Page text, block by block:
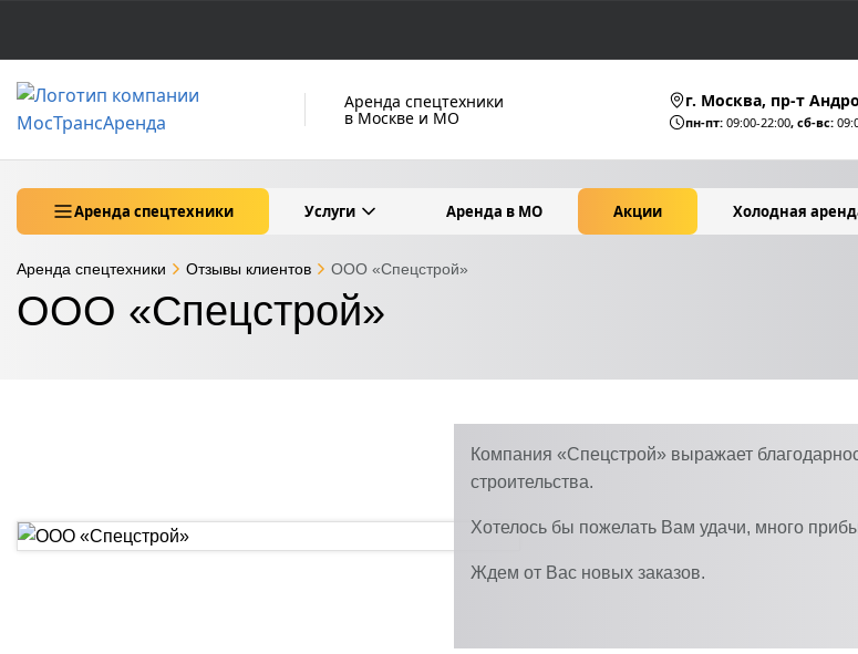
Аренда спецтехники
в Москве и МО
г. Москва, пр-т
пн-пт: 09:00-22:00, сб-вс:
Аренда спецтехники Услуги Аренда в МО Акции Холодная
ООО «Спецстрой»
Аренда спецтехники Отзывы клиентов ООО «Спецстрой»
Компания «Спецстрой» выражает
строительства.
Хотелось бы пожелать Вам удачи, много
Ждем от Вас новых заказов.